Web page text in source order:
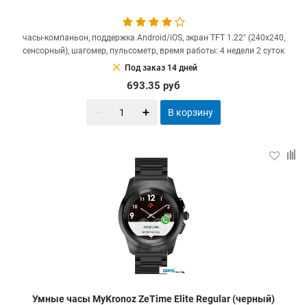
часы-компаньон, поддержка Android/iOS, экран TFT 1.22" (240x240,
сенсорный), шагомер, пульсометр, время работы: 4 недели 2 суток
clear Под заказ 14 дней
693.35 руб
В корзину
Умные часы MyKronoz ZeTime Elite Regular (черный)